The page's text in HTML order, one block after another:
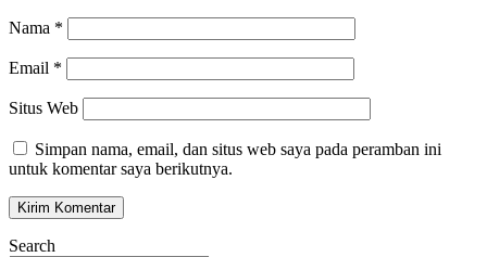
Nama *
Email *
Situs Web
Simpan nama, email, dan situs web saya pada peramban ini
untuk komentar saya berikutnya.
Search